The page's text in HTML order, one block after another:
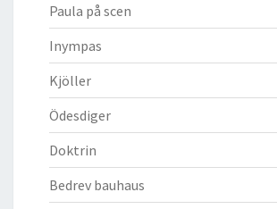
Paula på scen
Inympas
Kjöller
Ödesdiger
Doktrin
Bedrev bauhaus